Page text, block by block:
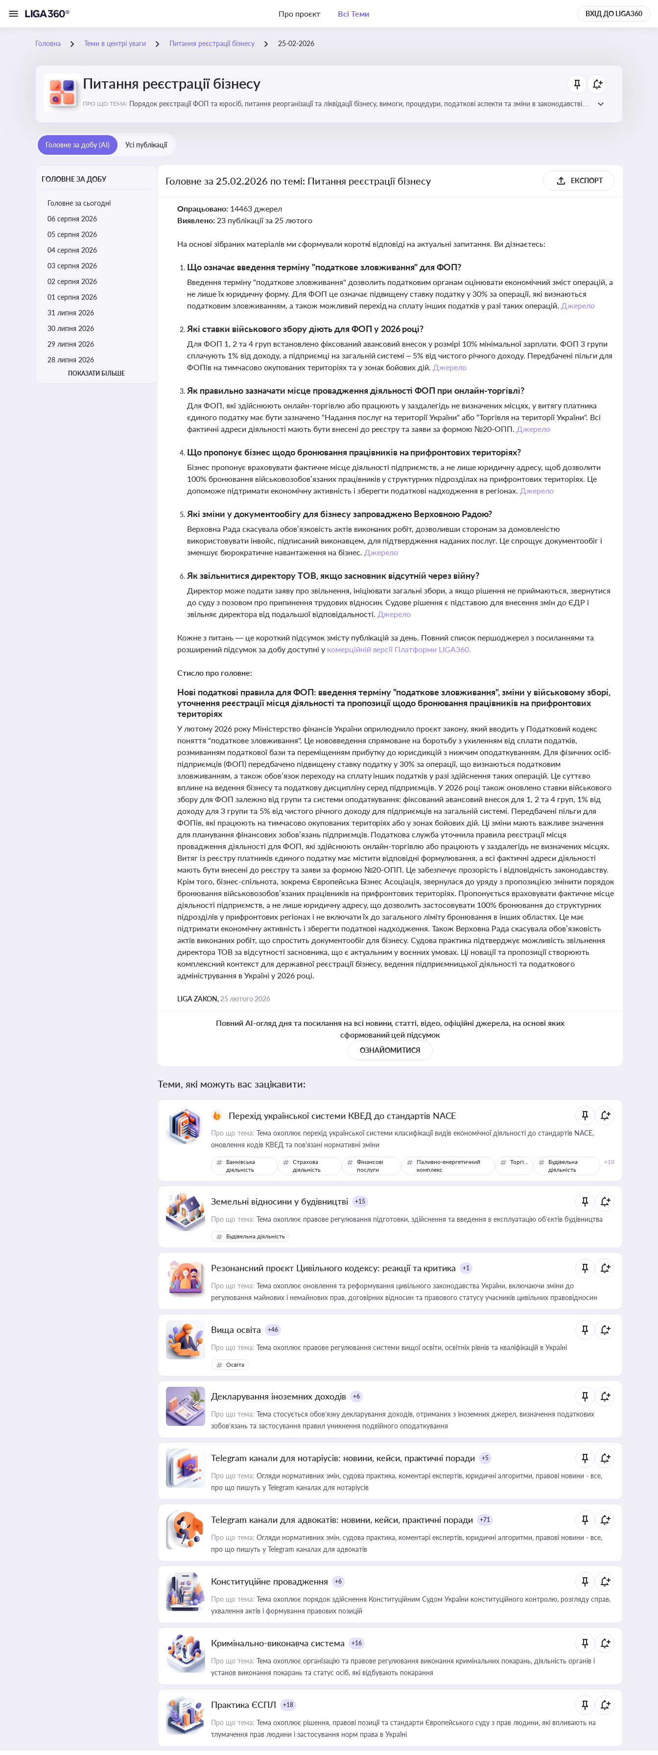
Про проєкт Всі Теми ВХІД ДО LIGA360
Головна Теми в центрі уваги Питання реєстрації бізнесу 25-02-2026
Питання реєстрації бізнесу
ПРО ЩО ТЕМА: Порядок реєстрації ФОП та юросіб, питання реорганізації та ліквідації бізнесу, вимоги, процедури, податкові аспекти та зміни в законодавстві
Головне за добу (AI) Усі публікації
ГОЛОВНЕ ЗА ДОБУ
Головне за сьогодні
06 серпня 2026
05 серпня 2026
04 серпня 2026
03 серпня 2026
02 серпня 2026
01 серпня 2026
31 липня 2026
30 липня 2026
29 липня 2026
28 липня 2026
ПОКАЗАТИ БІЛЬШЕ
Головне за 25.02.2026 по темі: Питання реєстрації бізнесу ЕКСПОРТ
Опрацьовано: 14463 джерел
Виявлено: 23 публікації за 25 лютого
На основі зібраних матеріалів ми сформували короткі відповіді на актуальні запитання. Ви дізнаєтесь:
Що означає введення терміну "податкове зловживання" для ФОП?
Введення терміну "податкове зловживання" дозволить податковим органам оцінювати економічний зміст операцій, а
не лише їх юридичну форму. Для ФОП це означає підвищену ставку податку у 30% за операції, які визнаються
податковим зловживанням, а також можливий перехід на сплату інших податків у разі таких операцій. Джерело
Які ставки військового збору діють для ФОП у 2026 році?
Для ФОП 1, 2 та 4 груп встановлено фіксований авансовий внесок у розмірі 10% мінімальної зарплати. ФОП 3 групи
сплачують 1% від доходу, а підприємці на загальній системі – 5% від чистого річного доходу. Передбачені пільги для
ФОПів на тимчасово окупованих територіях та у зонах бойових дій. Джерело
Як правильно зазначати місце провадження діяльності ФОП при онлайн-торгівлі?
Для ФОП, які здійснюють онлайн-торгівлю або працюють у заздалегідь не визначених місцях, у витягу платника
єдиного податку має бути зазначено "Надання послуг на території України" або "Торгівля на території України". Всі
фактичні адреси діяльності мають бути внесені до реєстру та заяви за формою №20-ОПП. Джерело
Що пропонує бізнес щодо бронювання працівників на прифронтових територіях?
Бізнес пропонує враховувати фактичне місце діяльності підприємств, а не лише юридичну адресу, щоб дозволити
100% бронювання військовозобов’язаних працівників у структурних підрозділах на прифронтових територіях. Це
допоможе підтримати економічну активність і зберегти податкові надходження в регіонах. Джерело
Які зміни у документообігу для бізнесу запроваджено Верховною Радою?
Верховна Рада скасувала обов’язковість актів виконаних робіт, дозволивши сторонам за домовленістю
використовувати інвойс, підписаний виконавцем, для підтвердження наданих послуг. Це спрощує документообіг і
зменшує бюрократичне навантаження на бізнес. Джерело
Як звільнитися директору ТОВ, якщо засновник відсутній через війну?
Директор може подати заяву про звільнення, ініціювати загальні збори, а якщо рішення не приймаються, звернутися
до суду з позовом про припинення трудових відносин. Судове рішення є підставою для внесення змін до ЄДР і
звільняє директора від подальшої відповідальності. Джерело
Кожне з питань — це короткий підсумок змісту публікацій за день. Повний список першоджерел з посиланнями та
розширений підсумок за добу доступні у комерційній версії Платформи LIGA360.
Стисло про головне:
Нові податкові правила для ФОП: введення терміну "податкове зловживання", зміни у військовому зборі,
уточнення реєстрації місця діяльності та пропозиції щодо бронювання працівників на прифронтових
територіях
У лютому 2026 року Міністерство фінансів України оприлюднило проєкт закону, який вводить у Податковий кодекс
поняття "податкове зловживання". Це нововведення спрямоване на боротьбу з ухиленням від сплати податків,
розмиванням податкової бази та переміщенням прибутку до юрисдикцій з нижчим оподаткуванням. Для фізичних осіб-
підприємців (ФОП) передбачено підвищену ставку податку у 30% за операції, що визнаються податковим
зловживанням, а також обов’язок переходу на сплату інших податків у разі здійснення таких операцій. Це суттєво
вплине на ведення бізнесу та податкову дисципліну серед підприємців. У 2026 році також оновлено ставки військового
збору для ФОП залежно від групи та системи оподаткування: фіксований авансовий внесок для 1, 2 та 4 груп, 1% від
доходу для 3 групи та 5% від чистого річного доходу для підприємців на загальній системі. Передбачені пільги для
ФОПів, які працюють на тимчасово окупованих територіях або у зонах бойових дій. Ці зміни мають важливе значення
для планування фінансових зобов’язань підприємців. Податкова служба уточнила правила реєстрації місця
провадження діяльності для ФОП, які здійснюють онлайн-торгівлю або працюють у заздалегідь не визначених місцях.
Витяг із реєстру платників єдиного податку має містити відповідні формулювання, а всі фактичні адреси діяльності
мають бути внесені до реєстру та заяви за формою №20-ОПП. Це забезпечує прозорість і відповідність законодавству.
Крім того, бізнес-спільнота, зокрема Європейська Бізнес Асоціація, звернулася до уряду з пропозицією змінити порядок
бронювання військовозобов’язаних працівників на прифронтових територіях. Пропонується враховувати фактичне місце
діяльності підприємств, а не лише юридичну адресу, що дозволить застосовувати 100% бронювання до структурних
підрозділів у прифронтових регіонах і не включати їх до загального ліміту бронювання в інших областях. Це має
підтримати економічну активність і зберегти податкові надходження. Також Верховна Рада скасувала обов’язковість
актів виконаних робіт, що спростить документообіг для бізнесу. Судова практика підтверджує можливість звільнення
директора ТОВ за відсутності засновника, що є актуальним у воєнних умовах. Ці новації та пропозиції створюють
комплексний контекст для державної реєстрації бізнесу, ведення підприємницької діяльності та податкового
адміністрування в Україні у 2026 році.
LIGA ZAKON, 25 лютого 2026
Повний AI-огляд дня та посилання на всі новини, статті, відео, офіційні джерела, на основі яких
сформований цей підсумок
ОЗНАЙОМИТИСЯ
Теми, які можуть вас зацікавити:
Перехід української системи КВЕД до стандартів NACE
Про що тема: Тема охоплює перехід української системи класифікації видів економічної діяльності до стандартів NACE,
оновлення кодів КВЕД та пов'язані нормативні зміни
Банківська
діяльність
Страхова
діяльність
Фінансові
послуги
Паливно-енергетичний
комплекс
Торгівля
Будівельна
діяльність
+10
Земельні відносини у будівництві +15
Про що тема: Тема охоплює правове регулювання підготовки, здійснення та введення в експлуатацію об’єктів будівництва
Будівельна діяльність
Резонансний проєкт Цивільного кодексу: реакції та критика +1
Про що тема: Тема охоплює оновлення та реформування цивільного законодавства України, включаючи зміни до
регулювання майнових і немайнових прав, договірних відносин та правового статусу учасників цивільних правовідносин
Вища освіта +46
Про що тема: Тема охоплює правове регулювання системи вищої освіти, освітніх рівнів та кваліфікацій в Україні
Освіта
Декларування іноземних доходів +6
Про що тема: Тема стосується обов’язку декларування доходів, отриманих з іноземних джерел, визначення податкових
зобов’язань та застосування правил уникнення подвійного оподаткування
Telegram канали для нотаріусів: новини, кейси, практичні поради +5
Про що тема: Огляди нормативних змін, судова практика, коментарі експертів, юридичні алгоритми, правові новини - все,
про що пишуть у Telegram каналах для нотаріусів
Telegram канали для адвокатів: новини, кейси, практичні поради +71
Про що тема: Огляди нормативних змін, судова практика, коментарі експертів, юридичні алгоритми, правові новини - все,
про що пишуть у Telegram каналах для адвокатів
Конституційне провадження +6
Про що тема: Тема охоплює порядок здійснення Конституційним Судом України конституційного контролю, розгляду справ,
ухвалення актів і формування правових позицій
Кримінально-виконавча система +16
Про що тема: Тема охоплює організацію та правове регулювання виконання кримінальних покарань, діяльність органів і
установ виконання покарань та статус осіб, які відбувають покарання
Практика ЄСПЛ +18
Про що тема: Тема охоплює рішення, правові позиції та стандарти Європейського суду з прав людини, які впливають на
тлумачення прав людини і застосування норм права в Україні